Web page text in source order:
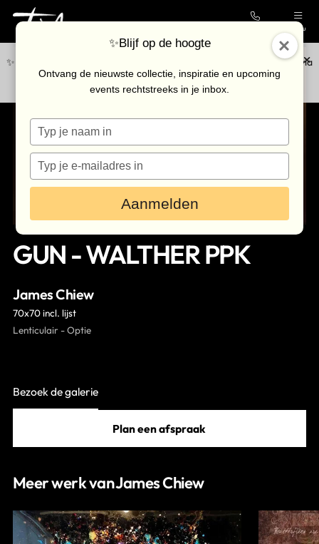
Menu
✨Blijf op de hoogte van de nieuwste collectie en upcoming events via
onze nieuwsbrief
Collectie
Galerie
Kunstenaars
Outlet
Bezoek de galerie
Inkoop
Verhuur
Nieuws & agenda
GUN - WALTHER PPK
James Chiew
70x70 incl. lijst
Lenticulair - Optie
Bezoek de galerie
Plan een afspraak
Meer werk van James Chiew
✨Blijf op de hoogte
Ontvang de nieuwste collectie, inspiratie en upcoming
events rechtstreeks in je inbox.
Typ
je
naam
Typ
je
e-
in
Aanmelden